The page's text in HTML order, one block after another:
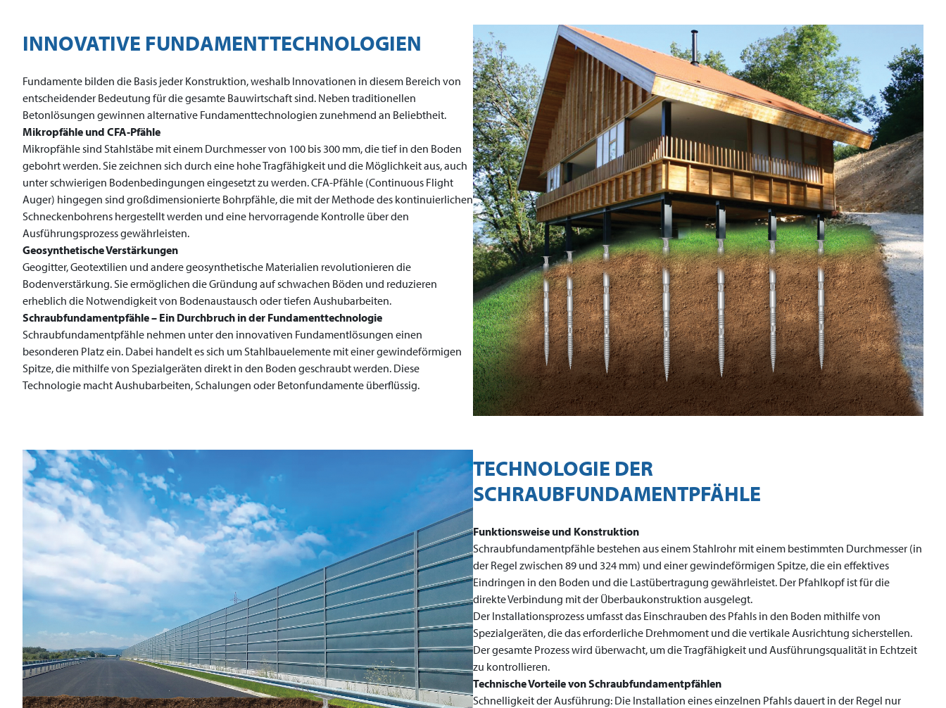
INNOVATIVE FUNDAMENTTECHNOLOGIEN
Fundamente bilden die Basis jeder Konstruktion, weshalb Innovationen in diesem Bereich von
entscheidender Bedeutung für die gesamte Bauwirtschaft sind. Neben traditionellen
Betonlösungen gewinnen alternative Fundamenttechnologien zunehmend an Beliebtheit.
Mikropfähle und CFA-Pfähle
Mikropfähle sind Stahlstäbe mit einem Durchmesser von 100 bis 300 mm, die tief in den Boden
gebohrt werden. Sie zeichnen sich durch eine hohe Tragfähigkeit und die Möglichkeit aus, auch
unter schwierigen Bodenbedingungen eingesetzt zu werden. CFA-Pfähle (Continuous Flight
Auger) hingegen sind großdimensionierte Bohrpfähle, die mit der Methode des kontinuierlichen
Schneckenbohrens hergestellt werden und eine hervorragende Kontrolle über den
Ausführungsprozess gewährleisten.
Geosynthetische Verstärkungen
Geogitter, Geotextilien und andere geosynthetische Materialien revolutionieren die
Bodenverstärkung. Sie ermöglichen die Gründung auf schwachen Böden und reduzieren
erheblich die Notwendigkeit von Bodenaustausch oder tiefen Aushubarbeiten.
Schraubfundamentpfähle – Ein Durchbruch in der Fundamenttechnologie
Schraubfundamentpfähle nehmen unter den innovativen Fundamentlösungen einen
besonderen Platz ein. Dabei handelt es sich um Stahlbauelemente mit einer gewindeförmigen
Spitze, die mithilfe von Spezialgeräten direkt in den Boden geschraubt werden. Diese
Technologie macht Aushubarbeiten, Schalungen oder Betonfundamente überflüssig.
TECHNOLOGIE DER
SCHRAUBFUNDAMENTPFÄHLE
Funktionsweise und Konstruktion
Schraubfundamentpfähle bestehen aus einem Stahlrohr mit einem bestimmten Durchmesser (in
der Regel zwischen 89 und 324 mm) und einer gewindeförmigen Spitze, die ein effektives
Eindringen in den Boden und die Lastübertragung gewährleistet. Der Pfahlkopf ist für die
direkte Verbindung mit der Überbaukonstruktion ausgelegt.
Der Installationsprozess umfasst das Einschrauben des Pfahls in den Boden mithilfe von
Spezialgeräten, die das erforderliche Drehmoment und die vertikale Ausrichtung sicherstellen.
Der gesamte Prozess wird überwacht, um die Tragfähigkeit und Ausführungsqualität in Echtzeit
zu kontrollieren.
Technische Vorteile von Schraubfundamentpfählen
Schnelligkeit der Ausführung: Die Installation eines einzelnen Pfahls dauert in der Regel nur